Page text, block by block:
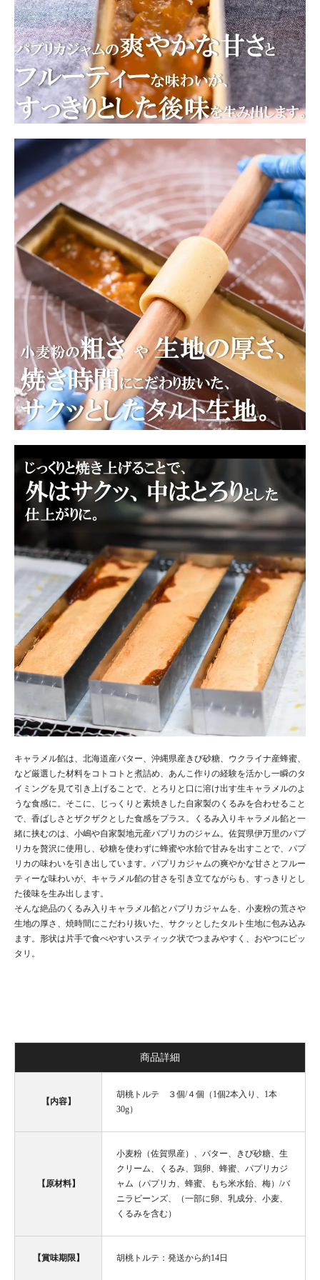
キャラメル餡は、北海道産バター、沖縄県産きび砂糖、ウクライナ産蜂蜜、
など厳選した材料をコトコトと煮詰め、あんこ作りの経験を活かし一瞬のタ
イミングを見て引き上げることで、とろりと口に溶け出す生キャラメルのよ
うな食感に。そこに、じっくりと素焼きした自家製のくるみを合わせること
で、香ばしさとザクザクとした食感をプラス。くるみ入りキャラメル餡と一
緒に挟むのは、小嶋や自家製地元産パプリカのジャム。佐賀県伊万里のパプ
リカを贅沢に使用し、砂糖を使わずに蜂蜜や水飴で甘みを出すことで、パプ
リカの味わいを引き出しています。パプリカジャムの爽やかな甘さとフルー
ティーな味わいが、キャラメル餡の甘さを引き立てながらも、すっきりとし
た後味を生み出します。
そんな絶品のくるみ入りキャラメル餡とパプリカジャムを、小麦粉の荒さや
生地の厚さ、焼時間にこだわり抜いた、サクッとしたタルト生地に包み込み
ます。形状は片手で食べやすいスティック状でつまみやすく、おやつにピッ
タリ。
商品詳細
【内容】
胡桃トルテ ３個/４個（1個2本入り、1本
30g）
【原材料】
小麦粉（佐賀県産）、バター、きび砂糖、生
クリーム、くるみ、鶏卵、蜂蜜、パプリカジ
ャム（パプリカ、蜂蜜、もち米水飴、梅）/バ
ニラビーンズ、（一部に卵、乳成分、小麦、
くるみを含む）
【賞味期限】 胡桃トルテ：発送から約14日